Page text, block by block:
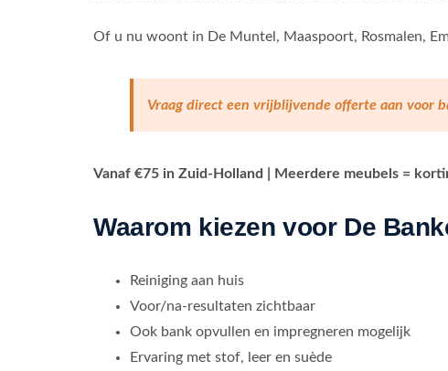
Of u nu woont in De Muntel, Maaspoort, Rosmalen,
Vraag direct een vrijblijvende offerte aan voor
Vanaf €75 in Zuid-Holland | Meerdere meubels =
Waarom kiezen voor De
Reiniging aan huis
Voor/na-resultaten zichtbaar
Ook bank opvullen en impregneren mogelijk
Ervaring met stof, leer en suède